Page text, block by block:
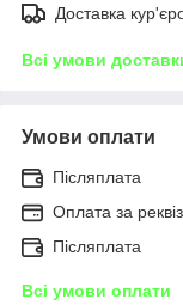
Доставка
Всі умови
Умови оплати
Післяплата
Оплата за
Післяплата
Всі умови оплати